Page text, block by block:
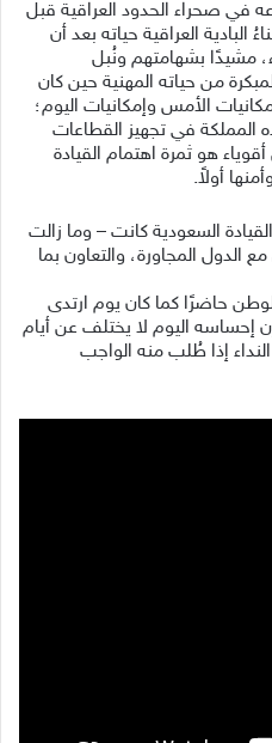
في صحراء الحدود العراقية قبل
البادية العراقية حياته بعد أن
مشيدًا بشهامتهم ونُبل
من حياته المهنية حين كان
الأمس وإمكانيات اليوم؛
المملكة في تجهيز القطاعات
هو ثمرة اهتمام القيادة
أولاً.
السعودية كانت – وما زالت
المجاورة، والتعاون بما
حاضرًا كما كان يوم ارتدى
إحساسه اليوم لا يختلف عن أيام
إذا طُلب منه الواجب